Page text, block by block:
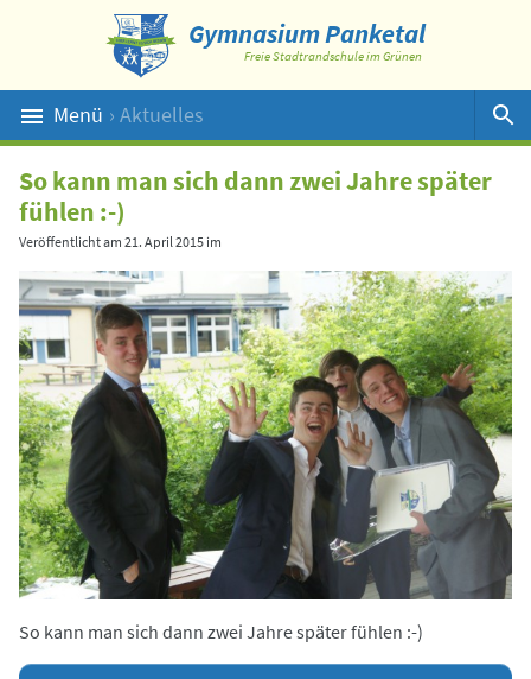
Gymnasium Panketal
Freie Stadtrandschule im Grünen
Menü › Aktuelles
Suche
So kann man sich dann zwei Jahre später
fühlen :-)
Veröffentlicht am 21. April 2015 im
So kann man sich dann zwei Jahre später fühlen :-)